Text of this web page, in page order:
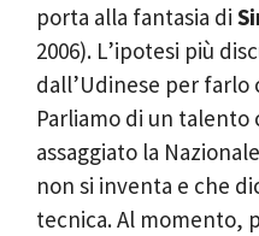
porta alla fantasia di
2006). L’ipotesi più
dall’Udinese per farlo
Parliamo di un talento
assaggiato la
non si inventa e che
tecnica. Al momento,